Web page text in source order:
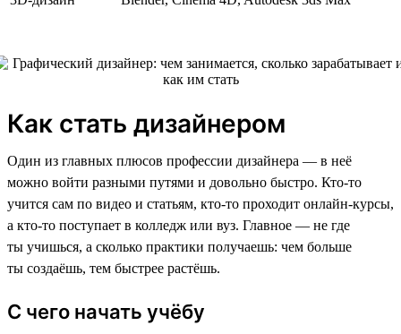
Как стать дизайнером
Один из главных плюсов профессии дизайнера — в неё
можно войти разными путями и довольно быстро. Кто-то
учится сам по видео и статьям, кто-то проходит онлайн-курсы,
а кто-то поступает в колледж или вуз. Главное — не где
ты учишься, а сколько практики получаешь: чем больше
ты создаёшь, тем быстрее растёшь.
С чего начать учёбу